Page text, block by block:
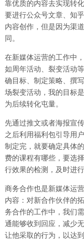
靠优质的内容去实现转
要进行公众号文章、知
内容创作，但是因为渠
同。
在新媒体运营的工作中
如周年活动、裂变活动
确目标、制定策略、撰
场裂变活动，我的目标
为后续转化屯量。
先通过推文或者海报宣
之后利用福利包引导用
制定完，就要确定具体
费的课程有哪些，要选
行效果的检测，及时进行
商务合作也是新媒体运
内容：对新合作伙伴的
务合作的工作中，我们
通能够收到回应，减少
让他采取的行为，以达